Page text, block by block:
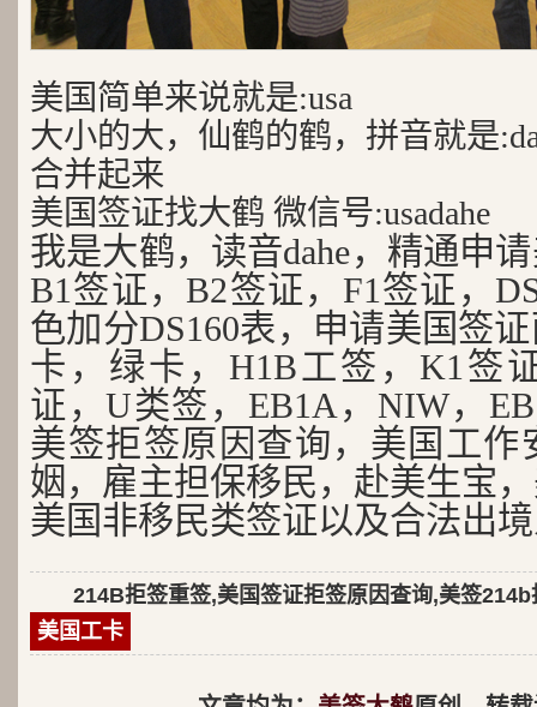
美国简单来说就是:usa
大小的大，仙鹤的鹤，拼音就是
合并起来
美国签证找大鹤 微信号:usadahe
我是大鹤，读音dahe，精通申
B1签证，B2签证，F1签证，
色加分DS160表，申请美国签
卡，绿卡，H1B工签，K1签
证，U类签，EB1A，NIW，
美签拒签原因查询，美国工作
姻，雇主担保移民，赴美生宝
美国非移民类签证以及合法出
214B拒签重签,美国签证拒签原因查询,美签214b
美国工卡